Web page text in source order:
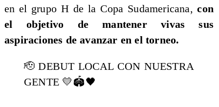
en el grupo H de la Copa Sudamericana,con
el objetivo de mantener vivas sus
aspiraciones de avanzar en el torneo.
🫡 DEBUT LOCAL CON NUESTRA
GENTE 💛🏟️🖤